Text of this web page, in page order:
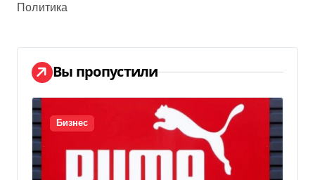
Политика
Вы пропустили
Бизнес